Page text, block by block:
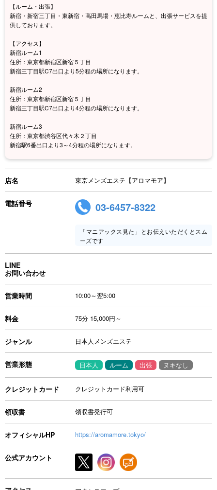
【ルーム・出張】
新宿・新宿三丁目・東新宿・高田馬場・恵比寿ルームと、出張サービスを提
供しております。
【アクセス】
新宿ルーム1
住所：東京都新宿区新宿５丁目
新宿三丁目駅C7出口より5分程の場所になります。
新宿ルーム2
住所：東京都新宿区新宿５丁目
新宿三丁目駅C7出口より4分程の場所になります。
新宿ルーム3
住所：東京都渋谷区代々木２丁目
新宿駅6番出口より3～4分程の場所になります。
店名 東京メンズエステ【アロマモア】
電話番号 03-6457-8322
「マニアックス見た」とお伝えいただくとスム
ーズです
LINE
お問い合わせ
営業時間 10:00～翌5:00
料金 75分 15,000円～
ジャンル 日本人メンズエステ
営業形態 日本人 ルーム 出張 ヌキなし
クレジットカード クレジットカード利用可
領収書 領収書発行可
オフィシャルHP https://aromamore.tokyo/
公式アカウント